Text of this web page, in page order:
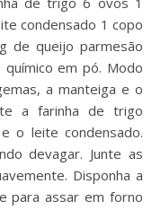
condensado 1 copo
de queijo parmesão
em pó. Modo
a manteiga e o
a farinha de trigo
o leite condensado.
devagar. Junte as
Disponha a
para assar em forno